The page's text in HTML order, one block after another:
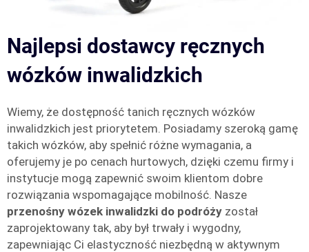
Najlepsi dostawcy ręcznych
wózków inwalidzkich
Wiemy, że dostępność tanich ręcznych wózków
inwalidzkich jest priorytetem. Posiadamy szeroką gamę
takich wózków, aby spełnić różne wymagania, a
oferujemy je po cenach hurtowych, dzięki czemu firmy i
instytucje mogą zapewnić swoim klientom dobre
rozwiązania wspomagające mobilność. Nasze
przenośny wózek inwalidzki do podróży został
zaprojektowany tak, aby był trwały i wygodny,
zapewniając Ci elastyczność niezbędną w aktywnym